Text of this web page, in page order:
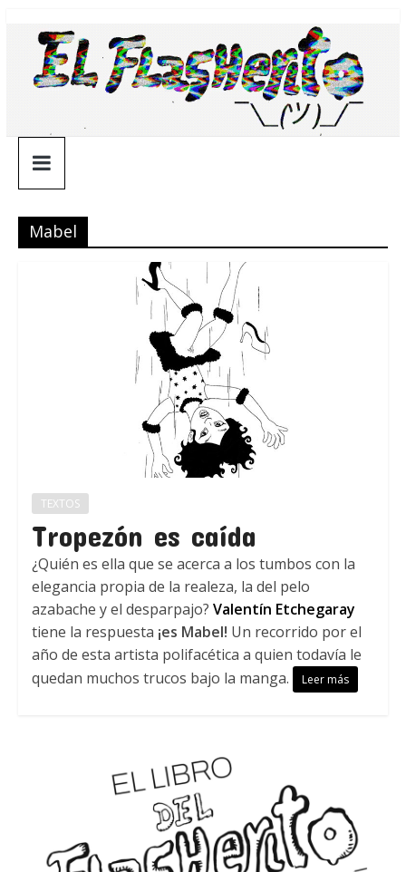
contenido
¯\_(ツ)_/
¯
Mabel
TEXTOS
Tropezón es caída
¿Quién es ella que se acerca a los tumbos con la
elegancia propia de la realeza, la del pelo
azabache y el desparpajo? Valentín Etchegaray
tiene la respuesta ¡es Mabel! Un recorrido por el
año de esta artista polifacética a quien todavía le
quedan muchos trucos bajo la manga.
Leer más